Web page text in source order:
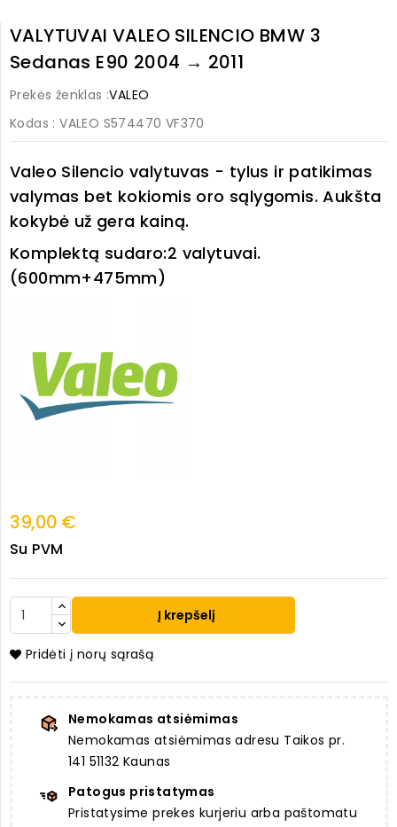
VALYTUVAI VALEO SILENCIO BMW 3
Sedanas E90 2004 → 2011
Prekės ženklas :VALEO
Kodas : VALEO S574470 VF370
Valeo Silencio valytuvas - tylus ir patikimas
valymas bet kokiomis oro sąlygomis. Aukšta
kokybė už gera kainą.
Komplektą sudaro:2 valytuvai.
(600mm+475mm)
39,00 €
Su PVM
Į krepšelį
Pridėti į norų sąrašą
Nemokamas atsiėmimas
Nemokamas atsiėmimas adresu Taikos pr.
141 51132 Kaunas
Patogus pristatymas
Pristatysime prekes kurjeriu arba paštomatu